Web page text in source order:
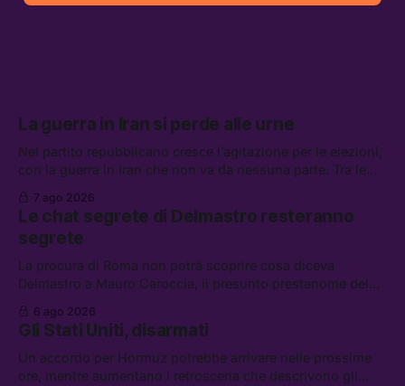
La guerra in Iran si perde alle urne
Nel partito repubblicano cresce l’agitazione per le elezioni,
con la guerra in Iran che non va da nessuna parte. Tra le
lavoro, Schlein prova a mettere in sicurezza la coalizione, e
che cos’è lo “Spiralismo,” la religione degli agenti IA
7 ago 2026
Le chat segrete di Delmastro resteranno
segrete
La procura di Roma non potrà scoprire cosa diceva
Delmastro a Mauro Caroccia, il presunto prestanome del
attacchi in Libano, il governo chiederà 36 miliardi di
flessibilità in armi e energia, e Grokipedia è già stata
abbandonata
6 ago 2026
Gli Stati Uniti, disarmati
Un accordo per Hormuz potrebbe arrivare nelle prossime
ore, mentre aumentano i retroscena che descrivono gli